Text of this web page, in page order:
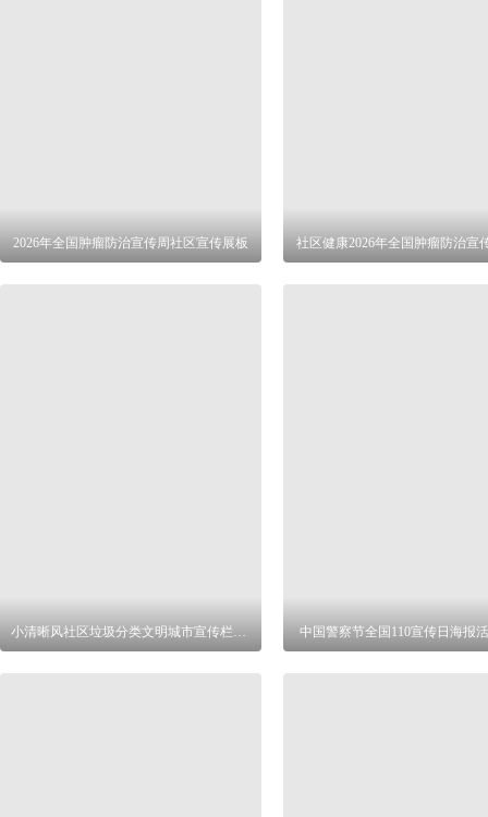
2026年全国肿瘤防治宣传周社区宣传展板 社区健康2026年全国肿瘤防治宣
小清晰风社区垃圾分类文明城市宣传栏展板 中国警察节全国110宣传日海报